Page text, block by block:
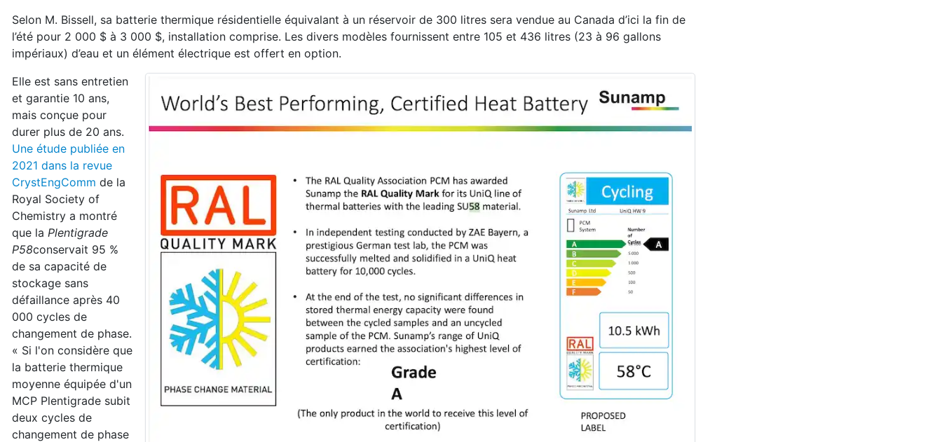
Selon M. Bissell, sa batterie thermique résidentielle équivalant à un réservoir de 300 litres sera vendue au Canada d’ici la fin de
l’été pour 2 000 $ à 3 000 $, installation comprise. Les divers modèles fournissent entre 105 et 436 litres (23 à 96 gallons
impériaux) d’eau et un élément électrique est offert en option.
Elle est sans entretien
et garantie 10 ans,
mais conçue pour
durer plus de 20 ans.
Une étude publiée en
2021 dans la revue
CrystEngComm de la
Royal Society of
Chemistry a montré
que la Plentigrade
P58conservait 95 %
de sa capacité de
stockage sans
défaillance après 40
000 cycles de
changement de phase.
« Si l'on considère que
la batterie thermique
moyenne équipée d'un
MCP Plentigrade subit
deux cycles de
changement de phase